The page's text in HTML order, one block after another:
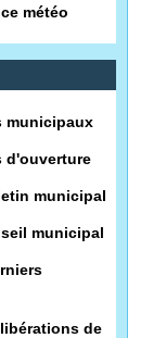
météo
municipaux
d'ouverture
municipal
municipal
de